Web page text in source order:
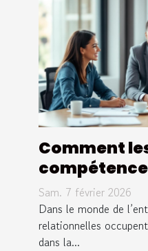
Comment
elles le
entreprise ?
Sam. 7 février 2026
Dans le monde de
relationnelles
dans la...